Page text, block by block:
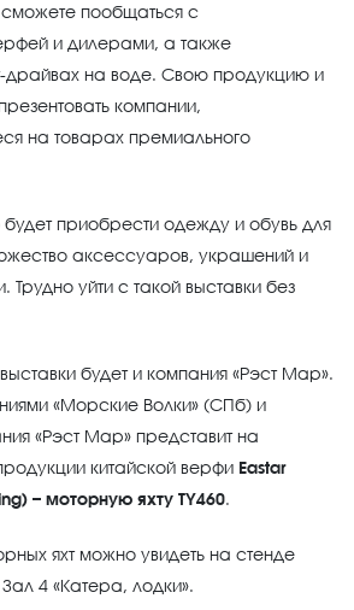
пообщаться с
и дилерами, а также
драйвах на воде. Свою продукцию и
компании,
на товарах премиального
приобрести одежду и обувь для
аксессуаров, украшений и
Трудно уйти с такой выставки без
будет и компания «Рэст Мар».
«Морские Волки» (СПб) и
«Рэст Мар» представит на
китайской верфи Eastar
– моторную яхту TY460.
яхт можно увидеть на стенде
4 «Катера, лодки».